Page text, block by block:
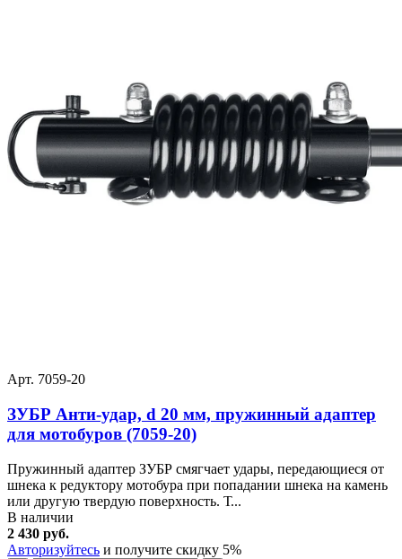
Арт. 7059-20
ЗУБР Анти-удар, d 20 мм, пружинный адаптер
для мотобуров (7059-20)
Пружинный адаптер ЗУБР смягчает удары, передающиеся от
шнека к редуктору мотобура при попадании шнека на камень
или другую твердую поверхность. Т...
В наличии
2 430 руб.
Авторизуйтесь и получите скидку 5%